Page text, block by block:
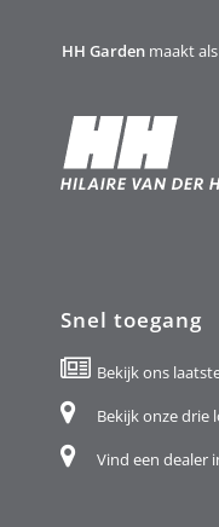
HH Gardenmaakt
Snel toegang
Bekijk ons
Bekijk onze drie
Vind een dealer